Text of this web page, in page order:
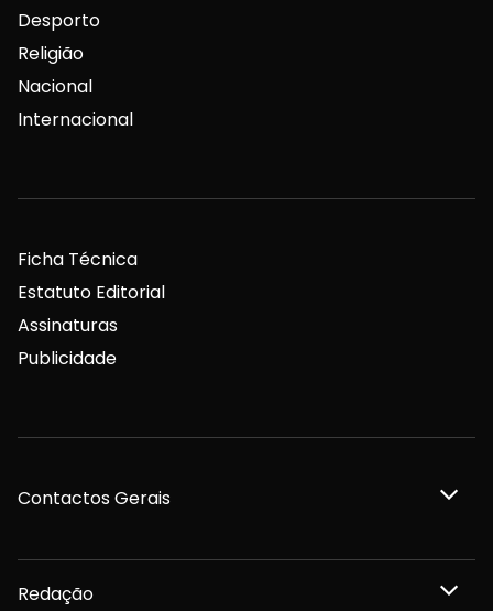
Desporto
Religião
Nacional
Internacional
Ficha Técnica
Estatuto Editorial
Assinaturas
Publicidade
Contactos Gerais
Redação